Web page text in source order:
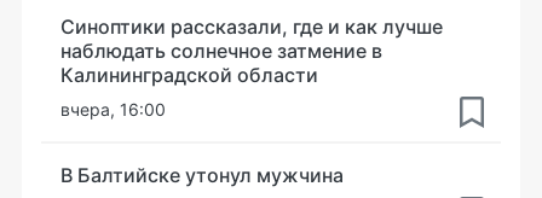
Синоптики рассказали, где и как лучше
наблюдать солнечное затмение в
Калининградской области
вчера, 16:00
В Балтийске утонул мужчина